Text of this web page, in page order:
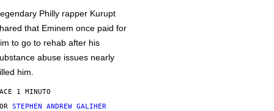
Philly rapper Kurupt
that Eminem once paid for
to go to rehab after his
abuse issues nearly
him.
1 MINUTO
STEPHEN ANDREW GALIHER